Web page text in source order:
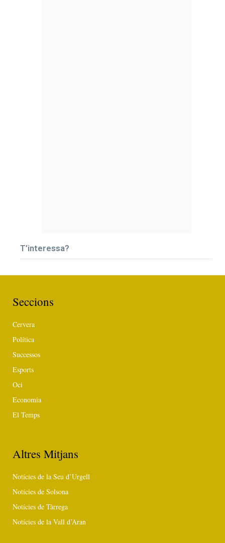
T’interessa?
Seccions
Cervera
Política
Successos
Esports
Oci
Economia
El Temps
Altres Mitjans
Notícies de la Seu d’Urgell
Notícies de Solsona
Notícies de Tàrrega
Notícies de la Vall d’Aran